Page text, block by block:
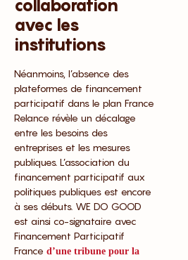
collaboration
avec les
institutions
Néanmoins, l’absence des
plateformes de financement
participatif dans le plan France
Relance révèle un décalage
entre les besoins des
entreprises et les mesures
publiques. L’association du
financement participatif aux
politiques publiques est encore
à ses débuts. WE DO GOOD
est ainsi co-signataire avec
Financement Participatif
France d’une tribune pour la